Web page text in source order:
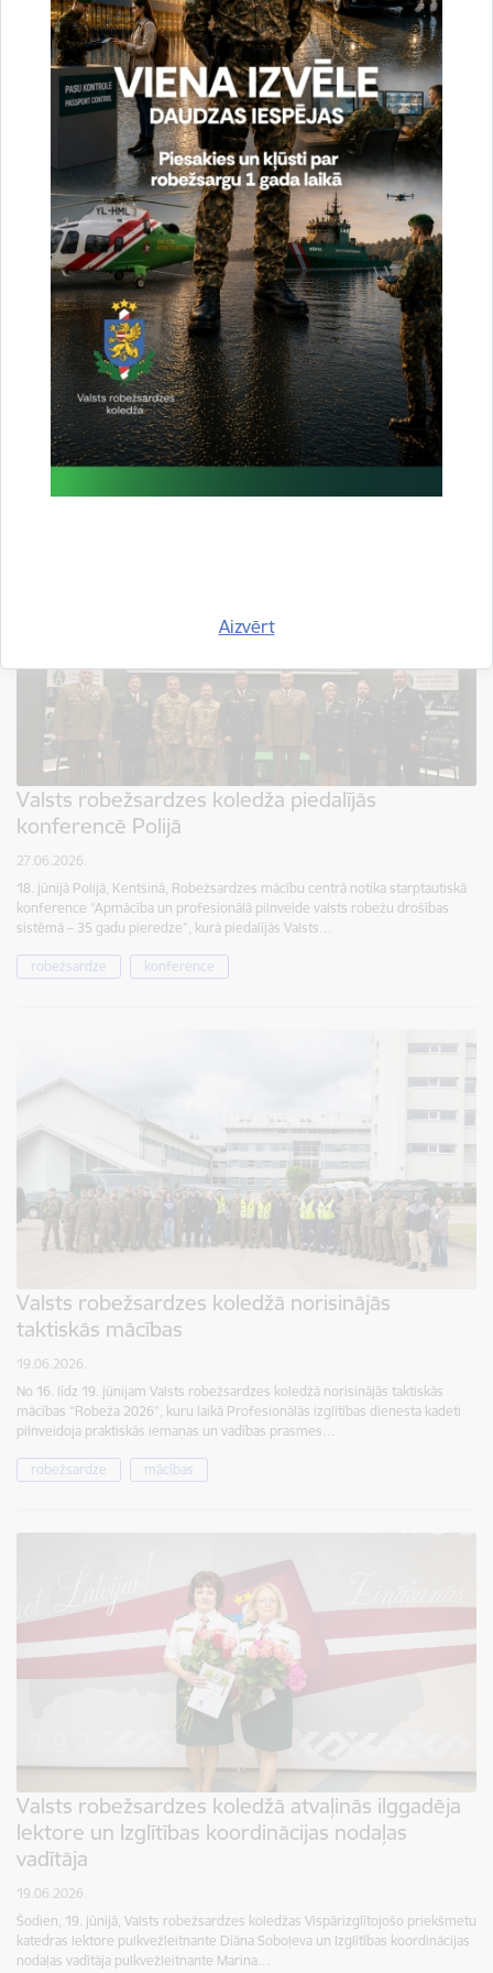
Aizvērt
Valsts robežsardzes koris piedalījās XX Baltijas
valstu studentu dziesmu un deju svētki
“Gaudeamus”
07.07.2026.
No 19. līdz 21. jūnijam Rīgā norisinājās XX Baltijas valstu studentu dziesmu
un deju svētki “Gaudeamus”, kuros piedalījās 4000 studenti no Latvijas,
Lietuvas un Igaunijas. Pasākums norisinājās…
robežsardze svētki
Valsts robežsardzes koledža piedalījās
konferencē Polijā
27.06.2026.
18. jūnijā Polijā, Kentšinā, Robežsardzes mācību centrā notika starptautiskā
konference “Apmācība un profesionālā pilnveide valsts robežu drošības
sistēmā – 35 gadu pieredze”, kurā piedalījās Valsts…
robežsardze konference
Valsts robežsardzes koledžā norisinājās
taktiskās mācības
19.06.2026.
No 16. līdz 19. jūnijam Valsts robežsardzes koledžā norisinājās taktiskās
mācības “Robeža 2026”, kuru laikā Profesionālās izglītības dienesta kadeti
pilnveidoja praktiskās iemaņas un vadības prasmes…
robežsardze mācības
Valsts robežsardzes koledžā atvaļinās ilggadēja
lektore un Izglītības koordinācijas nodaļas
vadītāja
19.06.2026.
Šodien, 19. jūnijā, Valsts robežsardzes koledžas Vispārizglītojošo priekšmetu
katedras lektore pulkvežleitnante Diāna Soboļeva un Izglītības koordinācijas
nodaļas vadītāja pulkvežleitnante Marina…